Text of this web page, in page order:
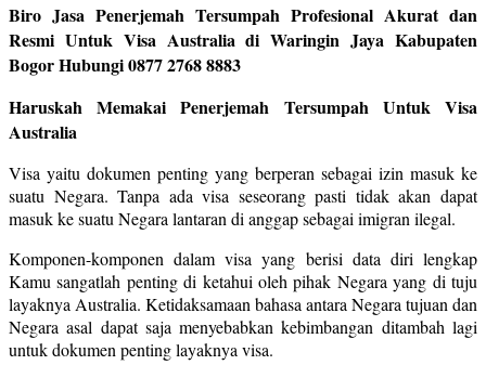
Biro Jasa Penerjemah Tersumpah Profesional Akurat dan
Resmi Untuk Visa Australia di Waringin Jaya Kabupaten
Bogor Hubungi 0877 2768 8883
Haruskah Memakai Penerjemah Tersumpah Untuk Visa
Australia
Visa yaitu dokumen penting yang berperan sebagai izin masuk ke
suatu Negara. Tanpa ada visa seseorang pasti tidak akan dapat
masuk ke suatu Negara lantaran di anggap sebagai imigran ilegal.
Komponen-komponen dalam visa yang berisi data diri lengkap
Kamu sangatlah penting di ketahui oleh pihak Negara yang di tuju
layaknya Australia. Ketidaksamaan bahasa antara Negara tujuan dan
Negara asal dapat saja menyebabkan kebimbangan ditambah lagi
untuk dokumen penting layaknya visa.